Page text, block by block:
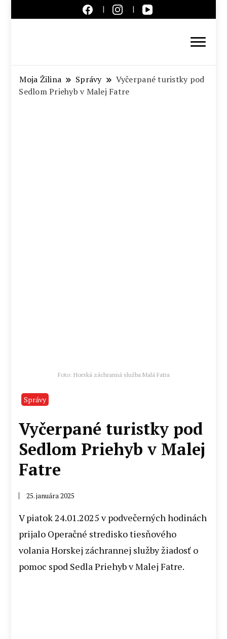
Slovensko
Moja Žilina Správy
Vyčerpané turistky pod
Sedlom Priehyb v Malej Fatre
Foto: Horská záchranná služba Malá Fatra
Správy
Vyčerpané turistky pod
Sedlom Priehyb v Malej
Fatre
25. januára 2025
V piatok 24.01.2025 v podvečerných hodinách
prijalo Operačné stredisko tiesňového
volania Horskej záchrannej služby žiadosť o
pomoc spod Sedla Priehyb v Malej Fatre.